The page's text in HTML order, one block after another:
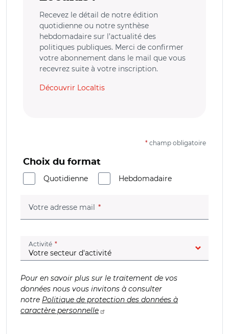
Recevez le détail de notre édition
quotidienne ou notre synthèse
hebdomadaire sur l’actualité des
politiques publiques. Merci de confirmer
votre abonnement dans le mail que vous
recevrez suite à votre inscription.
Découvrir Localtis
* champ obligatoire
Choix du format
Quotidienne
Hebdomadaire
Votre adresse mail (champ obligatoire)
Activité (champ obligatoire)
Pour en savoir plus sur le traitement de vos
données nous vous invitons à consulter
notre Politique de protection des données à
caractère personnelle